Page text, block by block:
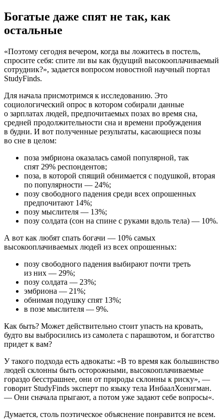
​Богатые даже спят не так, как
остальные
«Поэтому сегодня вечером, когда вы ложитесь в постель,
спросите себя: спите ли вы как будущий высокооплачиваемый
сотрудник?», задается вопросом новостной научный портал
StudyFinds.
Для начала присмотримся к исследованию. Это
социологический опрос в котором собирали данные
о зарплатах людей, предпочитаемых позах во время сна,
средней продолжительности сна и времени пробуждения
в будни. И вот полученные результаты, касающиеся позы
во сне в целом:
поза эмбриона оказалась самой популярной, так
спят 29% респондентов;
поза, в которой спящий обнимается с подушкой, вторая
по популярности — 24%;
позу свободного падения среди всех опрошенных
предпочитают 14%;
позу мыслителя — 13%;
позу солдата (сон на спине с руками вдоль тела) — 10%.
А вот как любят спать богачи — 10% самых
высокооплачиваемых людей из всех опрошенных:
позу свободного падения выбирают почти треть
из них — 29%;
позу солдата — 23%;
эмбриона — 21%;
обнимая подушку спят 13%;
в позе мыслителя — 9%.
Как быть? Может действительно стоит упасть на кровать,
будто вы выбросились из самолета с парашютом, и богатство
придет к вам?
У такого подхода есть адвокаты: «В то время как большинство
людей склонны быть осторожными, высокооплачиваемые
гораздо бесстрашнее, они от природы склонны к риску», —
говорит StudyFinds эксперт по языку тела ИнбаалХонигман.
— Они сначала прыгают, а потом уже задают себе вопросы«.
Думается, столь поэтическое объяснение понравится не всем.